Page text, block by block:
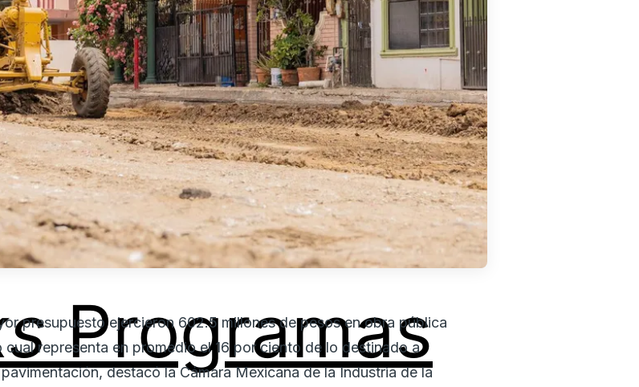
Programas
presupuesto ejercieron 602.5 millones de pesos en obra pública
representa en promedio el 16 por ciento de lo destinado a
destacó la Cámara Mexicana de la Industria de la